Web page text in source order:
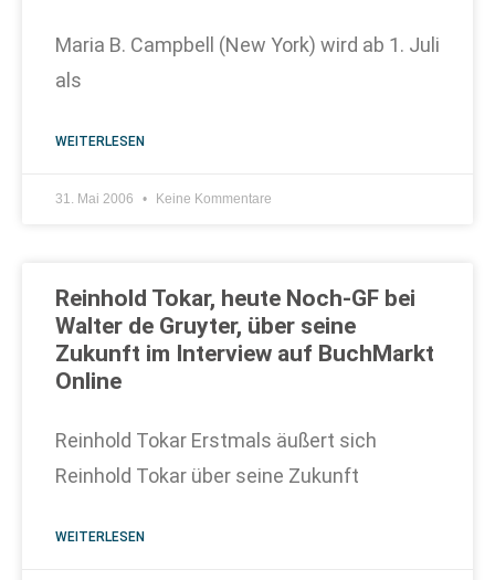
Maria B. Campbell (New York) wird ab 1. Juli
als
WEITERLESEN
31. Mai 2006 Keine Kommentare
Reinhold Tokar, heute Noch-GF bei
Walter de Gruyter, über seine
Zukunft im Interview auf BuchMarkt
Online
Reinhold Tokar Erstmals äußert sich
Reinhold Tokar über seine Zukunft
WEITERLESEN